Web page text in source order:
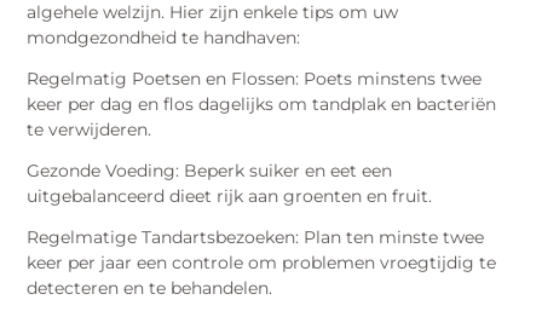
algehele welzijn. Hier zijn enkele tips om uw
mondgezondheid te handhaven:
Regelmatig Poetsen en Flossen: Poets minstens twee
keer per dag en flos dagelijks om tandplak en bacteriën
te verwijderen.
Gezonde Voeding: Beperk suiker en eet een
uitgebalanceerd dieet rijk aan groenten en fruit.
Regelmatige Tandartsbezoeken: Plan ten minste twee
keer per jaar een controle om problemen vroegtijdig te
detecteren en te behandelen.